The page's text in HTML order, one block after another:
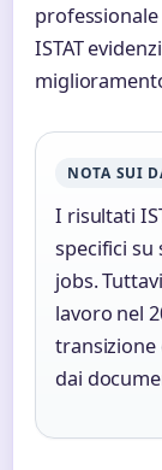
ISTAT
NOTA SUI
I risultati
specifici su
jobs.
lavoro nel
transizione
dai